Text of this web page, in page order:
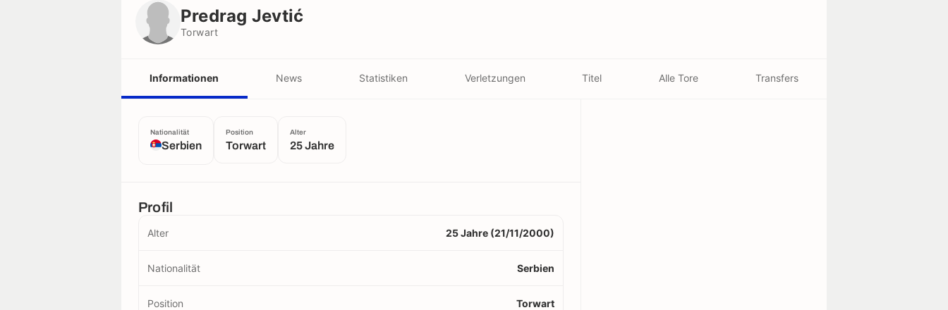
Predrag Jevtić
Torwart
Informationen News Statistiken Verletzungen Titel Alle Tore Transfers
Nationalität
Serbien
Position
Torwart
Alter
25 Jahre
Profil
Alter 25 Jahre (21/11/2000)
Nationalität Serbien
Position Torwart